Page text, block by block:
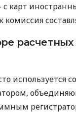
с карт
используется